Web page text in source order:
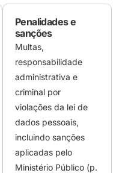
Penalidades e
sanções
Multas,
responsabilidade
administrativa e
criminal por
violações da lei de
dados pessoais,
incluindo sanções
aplicadas pelo
Ministério Público (p.